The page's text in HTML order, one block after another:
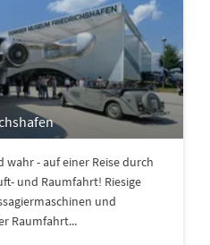
- auf einer Reise durch
und Raumfahrt! Riesige
und
Raumfahrt...